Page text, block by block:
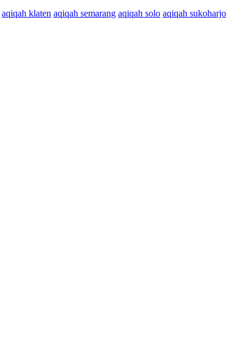
aqiqah klaten aqiqah semarang aqiqah solo aqiqah sukoharjo